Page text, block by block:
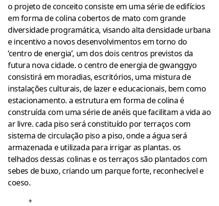
o projeto de conceito consiste em uma série de edifícios
em forma de colina cobertos de mato com grande
diversidade programática, visando alta densidade urbana
e incentivo a novos desenvolvimentos em torno do
‘centro de energia’, um dos dois centros previstos da
futura nova cidade. o centro de energia de gwanggyo
consistirá em moradias, escritórios, uma mistura de
instalações culturais, de lazer e educacionais, bem como
estacionamento. a estrutura em forma de colina é
construída com uma série de anéis que facilitam a vida ao
ar livre. cada piso será constituído por terraços com
sistema de circulação piso a piso, onde a água será
armazenada e utilizada para irrigar as plantas. os
telhados dessas colinas e os terraços são plantados com
sebes de buxo, criando um parque forte, reconhecível e
coeso.
+